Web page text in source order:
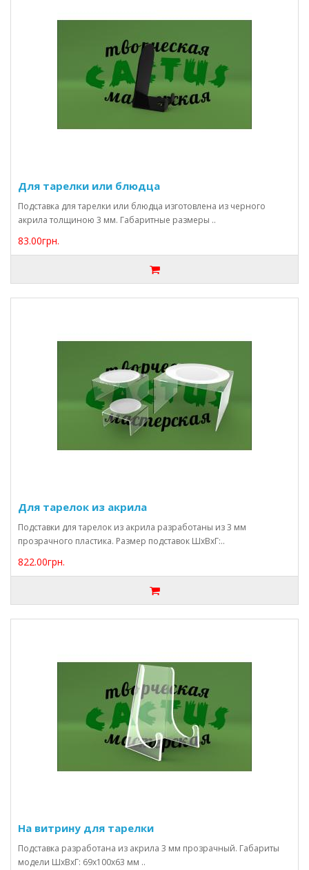
Для тарелки или блюдца
Подставка для тарелки или блюдца изготовлена из черного
акрила толщиною 3 мм. Габаритные размеры ..
83.00грн.
Для тарелок из акрила
Подставки для тарелок из акрила разработаны из 3 мм
прозрачного пластика. Размер подставок ШхВхГ:..
822.00грн.
На витрину для тарелки
Подставка разработана из акрила 3 мм прозрачный. Габариты
модели ШхВхГ: 69х100х63 мм ..